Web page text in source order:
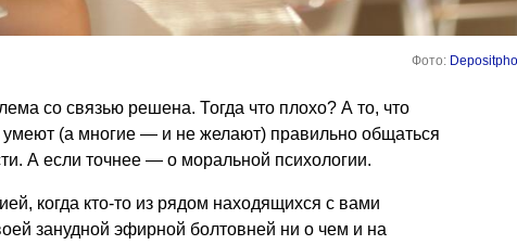
Фото:
со связью решена. Тогда что плохо? А то, что
умеют (а многие — и не желают) правильно общаться
А если точнее — о моральной психологии.
когда кто-то из рядом находящихся с вами
занудной эфирной болтовней ни о чем и на